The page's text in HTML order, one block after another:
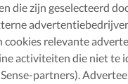
die zijn geselecteerd
relevante
activiteiten die niet te
partners).